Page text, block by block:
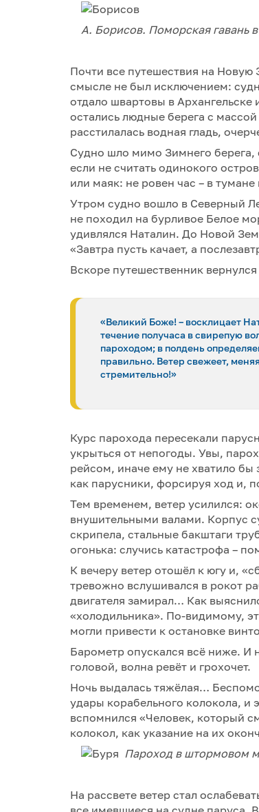
А. Борисов. Поморская гавань
Почти все путешествия на Новую
смысле не был исключением:
отдало швартовы в
остались людные берега с
расстилалась водная гладь,
Судно шло мимо Зимнего
если не считать одинокого
или маяк: не ровен час – в
Утром судно вошло в Северный
не походил на бурливое Белое
удивлялся Наталин. До Новой
«Завтра пусть качает, а
Вскоре путешественник
«Великий Боже! – восклицает
течение получаса в свирепую
пароходом; в полдень
правильно. Ветер свежеет,
стремительно!»
Курс парохода пересекали
укрыться от непогоды. Увы,
рейсом, иначе ему не хватило бы
как парусники, форсируя ход и,
Тем временем, ветер усилился:
внушительными валами. Корпус
скрипела, стальные бакштаги
огонька: случись катастрофа –
К вечеру ветер отошёл к югу и,
тревожно вслушивался в рокот
двигателя замирал… Как
«холодильника». По-видимому,
могли привести к остановке
Барометр опускался всё ниже. И
головой, волна ревёт и грохочет.
Ночь выдалась тяжёлая…
удары корабельного колокола,
вспомнился «Человек, который
колокол, как указание на их
Пароход в штормовом
На рассвете ветер стал